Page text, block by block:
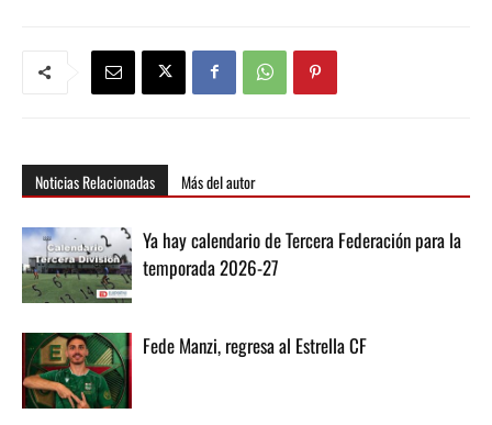
Noticias Relacionadas Más del autor
Ya hay calendario de Tercera Federación para la
temporada 2026-27
Fede Manzi, regresa al Estrella CF